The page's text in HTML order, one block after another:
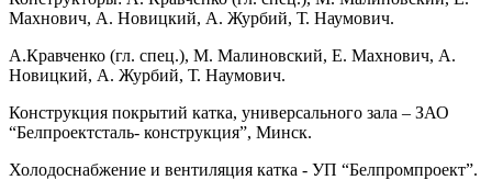
Махнович, А. Новицкий, А. Журбий, Т. Наумович.
А.Кравченко (гл. спец.), М. Малиновский, Е. Махнович, А.
Новицкий, А. Журбий, Т. Наумович.
Конструкция покрытий катка, универсального зала – ЗАО
“Белпроектсталь- конструкция”, Минск.
Холодоснабжение и вентиляция катка - УП “Белпромпроект”.